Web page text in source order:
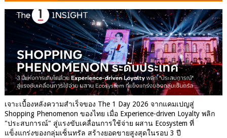
เจาะเบื้องหลังความสำเร็จของ The 1 Day 2026 จากแคมเปญสู่
Shopping Phenomenon ของไทย เมื่อ Experience-driven Loyalty พลิก
"ประสบการณ์" สู่แรงขับเคลื่อนการใช้จ่าย ผสาน Ecosystem ที่
แข็งแกร่งของกลุ่มเซ็นทรัล สร้างยอดขายสูงสุดในรอบ 3 ปี